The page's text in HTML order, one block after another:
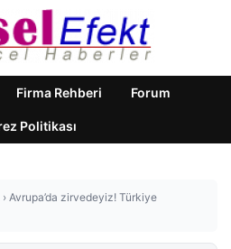
Firma Rehberi Forum
Politikası
› Avrupa’da zirvedeyiz! Türkiye